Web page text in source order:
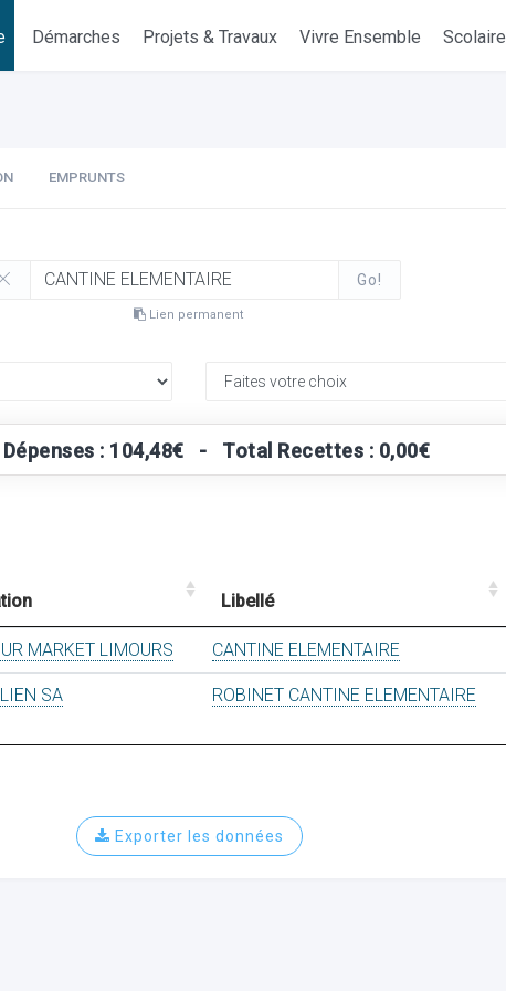
Démarches Projets & Travaux Vivre Ensemble Scolaire
EMPRUNTS
Go!
Lien permanent
: 104,48€ - Total Recettes : 0,00€
Libellé
MARKET LIMOURS CANTINE ELEMENTAIRE
SA ROBINET CANTINE ELEMENTAIRE
Exporter les données